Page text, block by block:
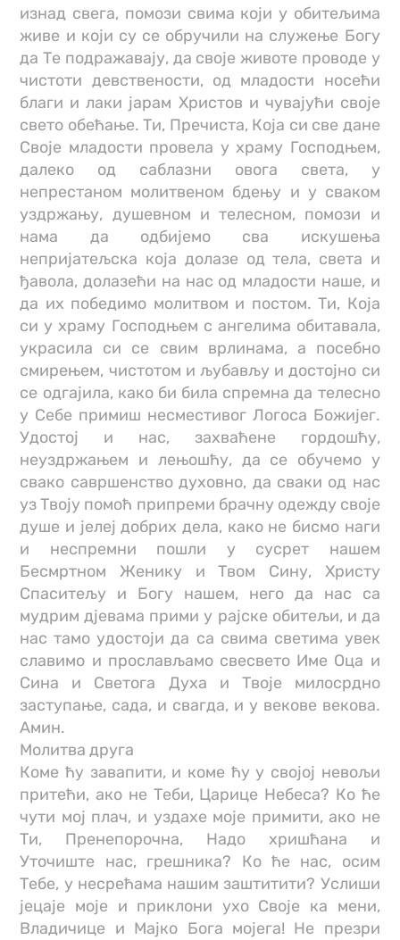
изнад свега, помози свима који у обитељима
живе и који су се обручили на служење Богу
да Те подражавају, да своје животе проводе у
чистоти девствености, од младости носећи
благи и лаки јарам Христов и чувајући своје
свето обећање. Ти, Пречиста, Која си све дане
Своје младости провела у храму Господњем,
далеко од саблазни овога света, у
непрестаном молитвеном бдењу и у сваком
уздржању, душевном и телесном, помози и
нама да одбијемо сва искушења
непријатељска која долазе од тела, света и
ђавола, долазећи на нас од младости наше, и
да их победимо молитвом и постом. Ти, Која
си у храму Господњем с ангелима обитавала,
украсила си се свим врлинама, а посебно
смирењем, чистотом и љубављу и достојно си
се одгајила, како би била спремна да телесно
у Себе примиш несместивог Логоса Божијег.
Удостој и нас, захваћене гордошћу,
неуздржањем и лењошћу, да се обучемо у
свако савршенство духовно, да сваки од нас
уз Твоју помоћ припреми брачну одежду своје
душе и јелеј добрих дела, како не бисмо наги
и неспремни пошли у сусрет нашем
Бесмртном Женику и Твом Сину, Христу
Спаситељу и Богу нашем, него да нас са
мудрим дјевама прими у рајске обитељи, и да
нас тамо удостоји да са свима светима увек
славимо и прослављамо свесвето Име Оца и
Сина и Светога Духа и Твоје милосрдно
заступање, сада, и свагда, и у векове векова.
Амин.
Молитва друга
Коме ћу завапити, и коме ћу у својој невољи
притећи, ако не Теби, Царице Небеса? Ко ће
чути мој плач, и уздахе моје примити, ако не
Ти, Пренепорочна, Надо хришћана и
Уточиште нас, грешника? Ко ће нас, осим
Тебе, у несрећама нашим заштитити? Услиши
јецаје моје и приклони ухо Своје ка мени,
Владичице и Мајко Бога мојега! Не презри